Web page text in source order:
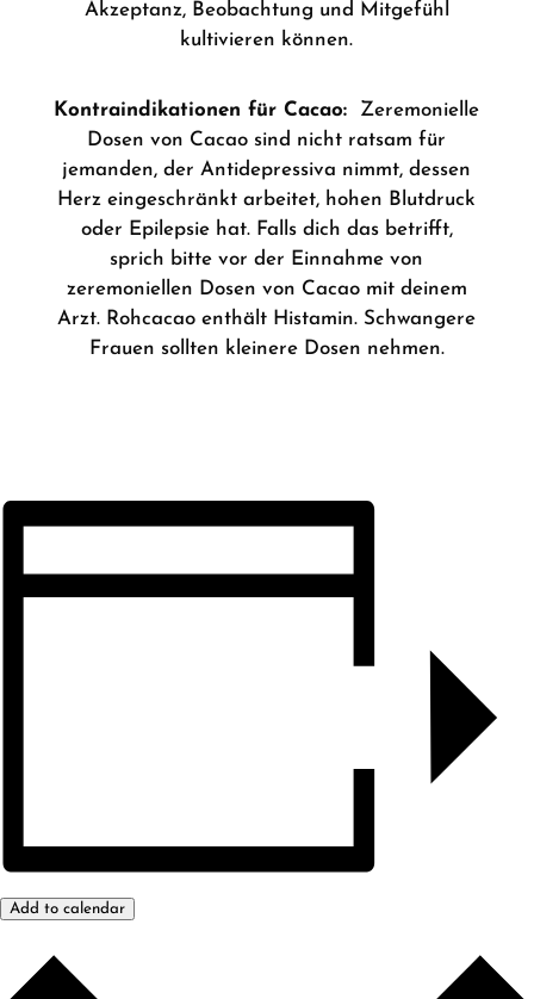
Akzeptanz, Beobachtung und Mitgefühl
kultivieren können.
Kontraindikationen für Cacao:
Zeremonielle
Dosen von Cacao sind nicht ratsam für
jemanden, der Antidepressiva nimmt, dessen
Herz eingeschränkt arbeitet, hohen Blutdruck
oder Epilepsie hat. Falls dich das betrifft,
sprich bitte vor der Einnahme von
zeremoniellen Dosen von Cacao mit deinem
Arzt. Rohcacao enthält Histamin. Schwangere
Frauen sollten kleinere Dosen nehmen.
Add to calendar